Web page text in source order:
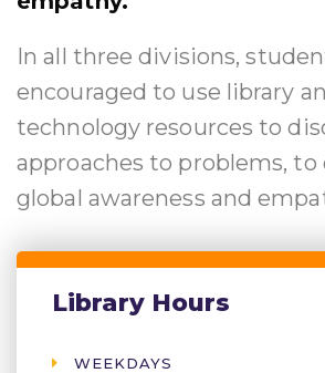
In all three divisions,
encouraged to use library
technology resources to
approaches to problems, to
global awareness and
Library Hours
WEEKDAYS